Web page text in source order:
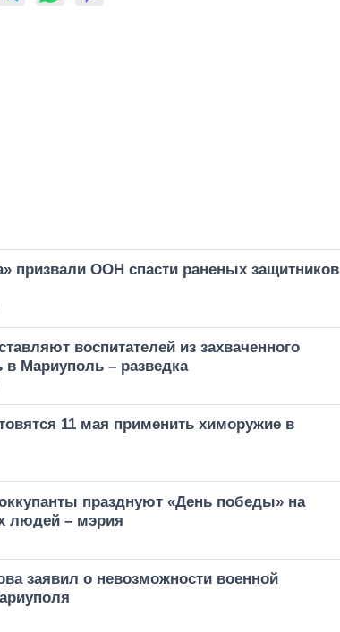
призвали ООН спасти раненых защитников
воспитателей из захваченного
в Мариуполь – разведка
11 мая применить химоружие в
празднуют «День победы» на
людей – мэрия
заявил о невозможности военной